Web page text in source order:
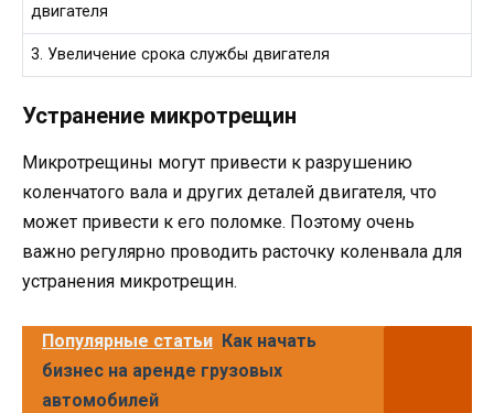
двигателя
3. Увеличение срока службы двигателя
Устранение микротрещин
Микротрещины могут привести к разрушению
коленчатого вала и других деталей двигателя, что
может привести к его поломке. Поэтому очень
важно регулярно проводить расточку коленвала для
устранения микротрещин.
Популярные статьи Как начать
бизнес на аренде грузовых
автомобилей